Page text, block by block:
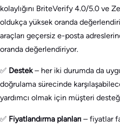
kolaylığını BriteVerify 4.0/5.0 ve
oldukça yüksek oranda
araçları geçersiz e-posta
oranda değerlendiriyor.
✅ Destek– her iki durumda da
doğrulama sürecinde
yardımcı olmak için müşteri
✅ Fiyatlandırma planları – fiyatlar